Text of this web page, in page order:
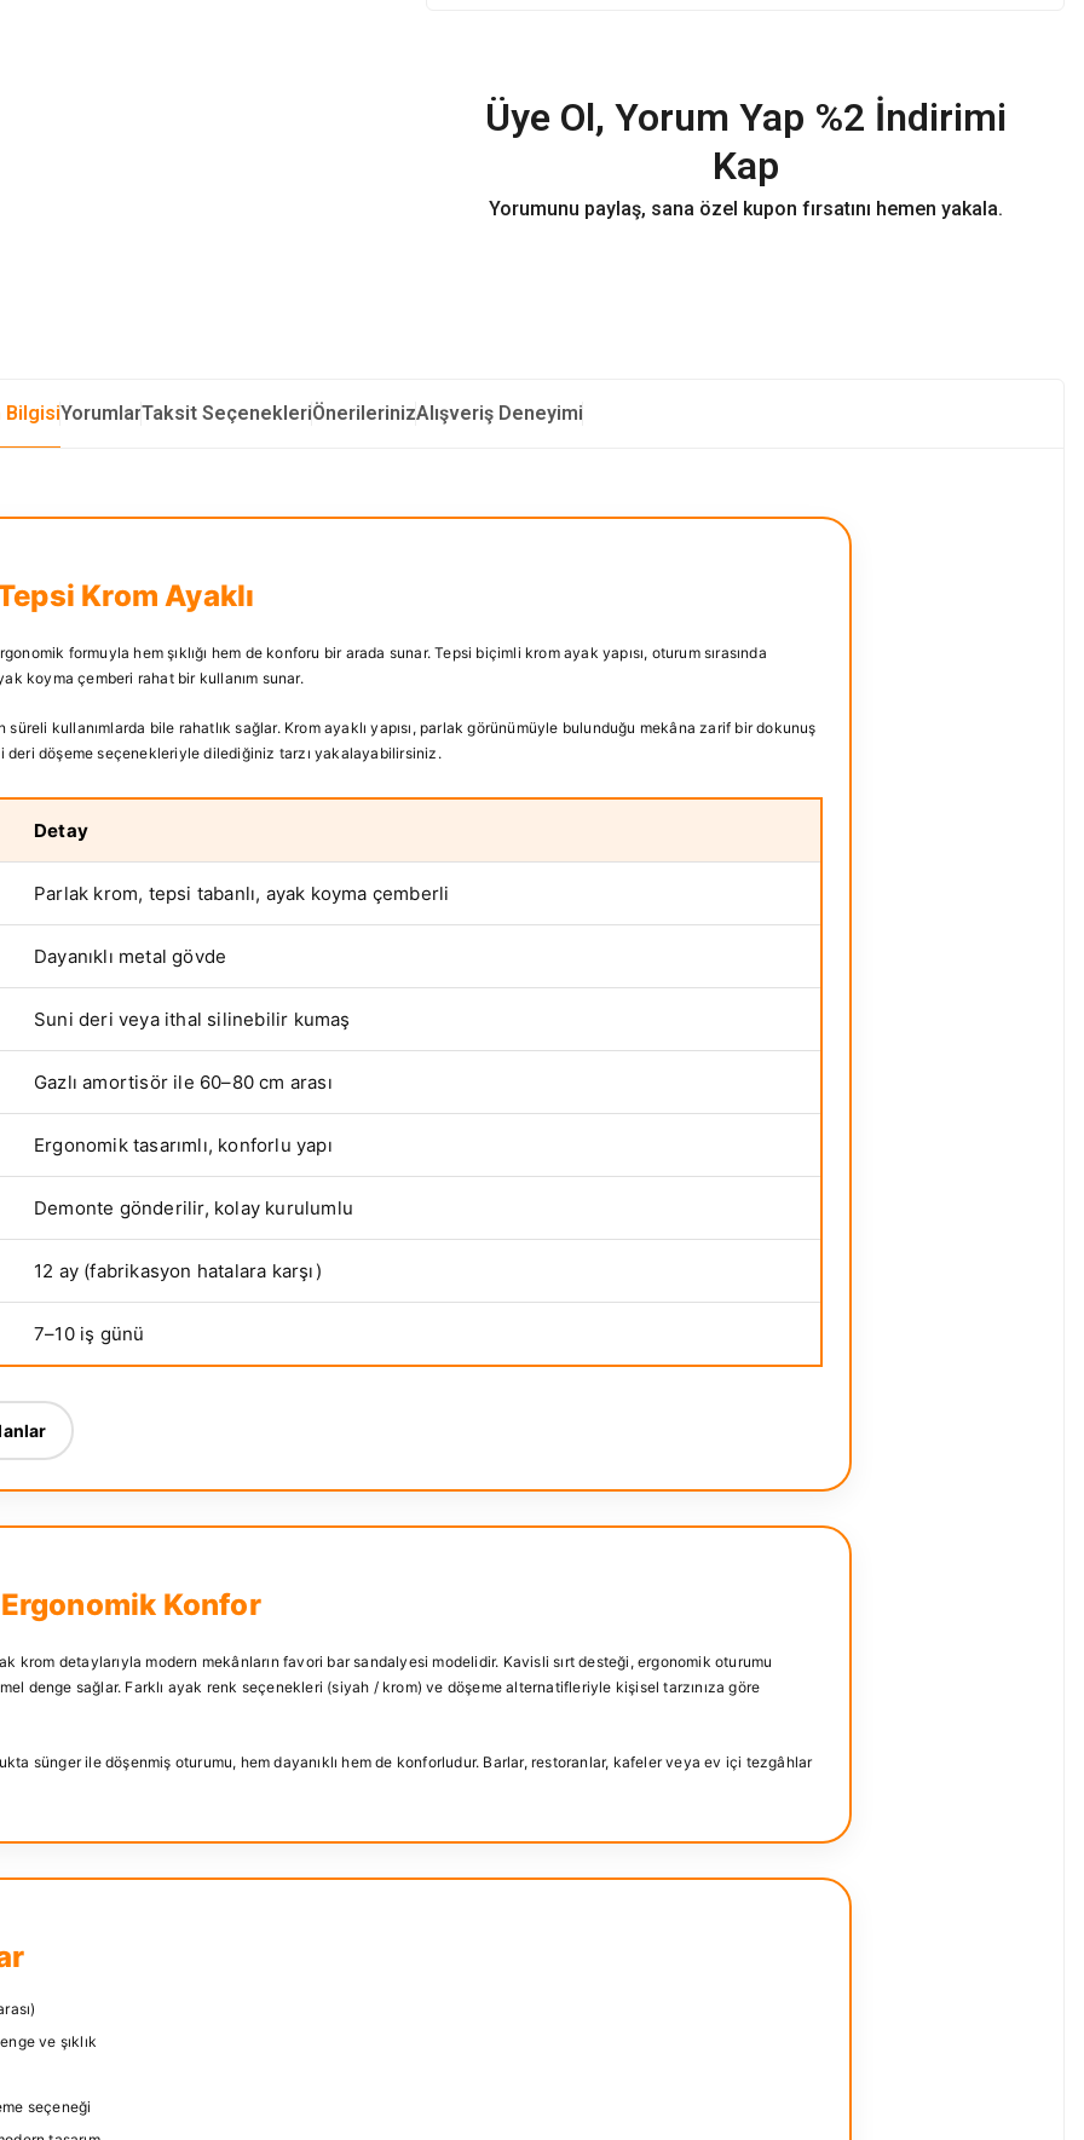
Üye Ol, Yorum Yap %2 İndirimi
Kap
Yorumunu paylaş, sana özel kupon fırsatını hemen yakala.
BilgisiYorumlarTaksit SeçenekleriÖnerilerinizAlışveriş Deneyimi
Krom Ayaklı
formuyla hem şıklığı hem de konforu bir arada sunar. Tepsi biçimli krom ayak yapısı, oturum sırasında
koyma çemberi rahat bir kullanım sunar.
süreli kullanımlarda bile rahatlık sağlar. Krom ayaklı yapısı, parlak görünümüyle bulunduğu mekâna zarif bir dokunuş
deri döşeme seçenekleriyle dilediğiniz tarzı yakalayabilirsiniz.
Detay
Parlak krom, tepsi tabanlı, ayak koyma çemberli
Dayanıklı metal gövde
Suni deri veya ithal silinebilir kumaş
Gazlı amortisör ile 60–80 cm arası
Ergonomik tasarımlı, konforlu yapı
Demonte gönderilir, kolay kurulumlu
12 ay (fabrikasyon hatalara karşı)
7–10 iş günü
Konfor
krom detaylarıyla modern mekânların favori bar sandalyesi modelidir. Kavisli sırt desteği, ergonomik oturumu
denge sağlar. Farklı ayak renk seçenekleri (siyah / krom) ve döşeme alternatifleriyle kişisel tarzınıza göre
sünger ile döşenmiş oturumu, hem dayanıklı hem de konforludur. Barlar, restoranlar, kafeler veya ev içi tezgâhlar
ve şıklık
seçeneği